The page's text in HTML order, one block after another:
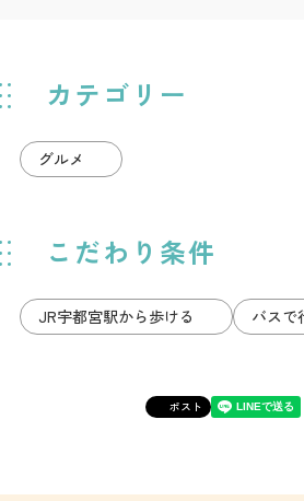
カテゴリー
グルメ
こだわり条件
JR宇都宮駅から歩ける バスで
ポスト